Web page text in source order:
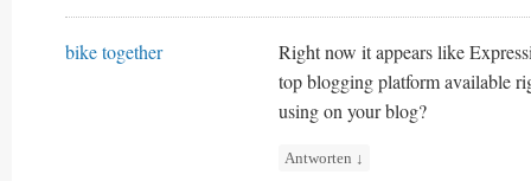
bike together
Right now it appears like
top blogging platform available
using on your blog?
Antworten ↓